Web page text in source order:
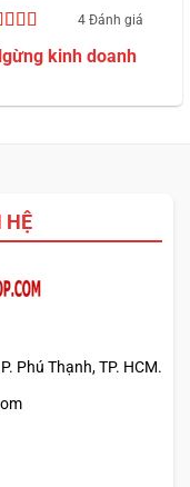
trên 5
trên
4 Đánh giá
HỆ
Phú Thạnh, TP. HCM.